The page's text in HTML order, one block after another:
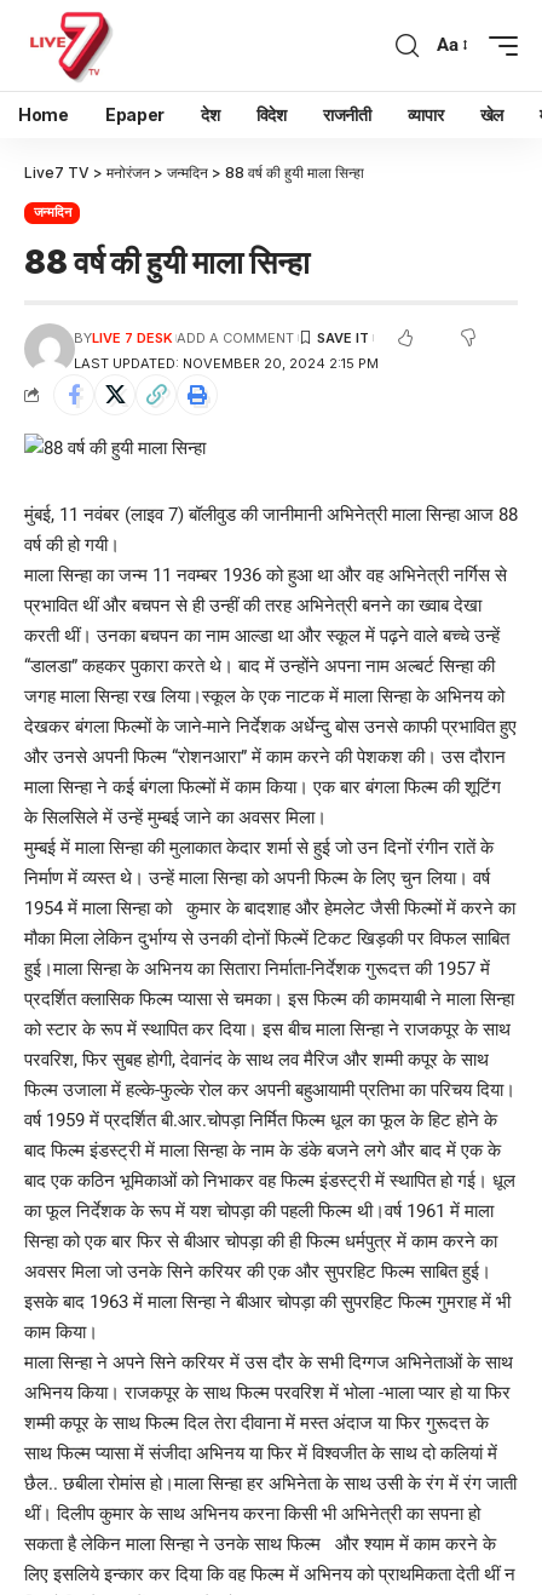
Aa
Home Epaper देश विदेश राजनीती व्यापार खेल
Live7 TV > मनोरंजन > जन्मदिन > 88 वर्ष की हुयी माला सिन्हा
जन्मदिन
88 वर्ष की हुयी माला सिन्हा
LAST UPDATED: NOVEMBER 20, 2024 2:15 PM
BYLIVE 7 DESK ADD A COMMENT
मुंबई, 11 नवंबर (लाइव 7) बॉलीवुड की जानीमानी अभिनेत्री माला सिन्हा आज 88
वर्ष की हो गयी।
माला सिन्हा का जन्म 11 नवम्बर 1936 को हुआ था और वह अभिनेत्री नर्गिस से
प्रभावित थीं और बचपन से ही उन्हीं की तरह अभिनेत्री बनने का ख्वाब देखा
करती थीं। उनका बचपन का नाम आल्डा था और स्कूल में पढ़ने वाले बच्चे उन्हें
“डालडा” कहकर पुकारा करते थे। बाद में उन्होंने अपना नाम अल्बर्ट सिन्हा की
जगह माला सिन्हा रख लिया।स्कूल के एक नाटक में माला सिन्हा के अभिनय को
देखकर बंगला फिल्मों के जाने-माने निर्देशक अर्धेन्दु बोस उनसे काफी प्रभावित हुए
और उनसे अपनी फिल्म “रोशनआरा” में काम करने की पेशकश की। उस दौरान
माला सिन्हा ने कई बंगला फिल्मों में काम किया। एक बार बंगला फिल्म की शूटिंग
के सिलसिले में उन्हें मुम्बई जाने का अवसर मिला।
मुम्बई में माला सिन्हा की मुलाकात केदार शर्मा से हुई जो उन दिनों रंगीन रातें के
निर्माण में व्यस्त थे। उन्हें माला सिन्हा को अपनी फिल्म के लिए चुन लिया। वर्ष
1954 में माला सिन्हा को कुमार के बादशाह और हेमलेट जैसी फिल्मों में करने का
मौका मिला लेकिन दुर्भाग्य से उनकी दोनों फिल्में टिकट खिड़की पर विफल साबित
हुई।माला सिन्हा के अभिनय का सितारा निर्माता-निर्देशक गुरूदत्त की 1957 में
प्रदर्शित क्लासिक फिल्म प्यासा से चमका। इस फिल्म की कामयाबी ने माला सिन्हा
को स्टार के रूप में स्थापित कर दिया। इस बीच माला सिन्हा ने राजकपूर के साथ
परवरिश, फिर सुबह होगी, देवानंद के साथ लव मैरिज और शम्मी कपूर के साथ
फिल्म उजाला में हल्के-फुल्के रोल कर अपनी बहुआयामी प्रतिभा का परिचय दिया।
वर्ष 1959 में प्रदर्शित बी.आर.चोपड़ा निर्मित फिल्म धूल का फूल के हिट होने के
बाद फिल्म इंडस्ट्री में माला सिन्हा के नाम के डंके बजने लगे और बाद में एक के
बाद एक कठिन भूमिकाओं को निभाकर वह फिल्म इंडस्ट्री में स्थापित हो गई। धूल
का फूल निर्देशक के रूप में यश चोपड़ा की पहली फिल्म थी।वर्ष 1961 में माला
सिन्हा को एक बार फिर से बीआर चोपड़ा की ही फिल्म धर्मपुत्र में काम करने का
अवसर मिला जो उनके सिने करियर की एक और सुपरहिट फिल्म साबित हुई।
इसके बाद 1963 में माला सिन्हा ने बीआर चोपड़ा की सुपरहिट फिल्म गुमराह में भी
काम किया।
माला सिन्हा ने अपने सिने करियर में उस दौर के सभी दिग्गज अभिनेताओं के साथ
अभिनय किया। राजकपूर के साथ फिल्म परवरिश में भोला -भाला प्यार हो या फिर
शम्मी कपूर के साथ फिल्म दिल तेरा दीवाना में मस्त अंदाज या फिर गुरूदत्त के
साथ फिल्म प्यासा में संजीदा अभिनय या फिर में विश्वजीत के साथ दो कलियां में
छैल.. छबीला रोमांस हो।माला सिन्हा हर अभिनेता के साथ उसी के रंग में रंग जाती
थीं। दिलीप कुमार के साथ अभिनय करना किसी भी अभिनेत्री का सपना हो
सकता है लेकिन माला सिन्हा ने उनके साथ फिल्म और श्याम में काम करने के
लिए इसलिये इन्कार कर दिया कि वह फिल्म में अभिनय को प्राथमिकता देती थीं न